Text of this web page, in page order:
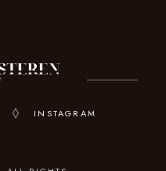
INSTAGRAM